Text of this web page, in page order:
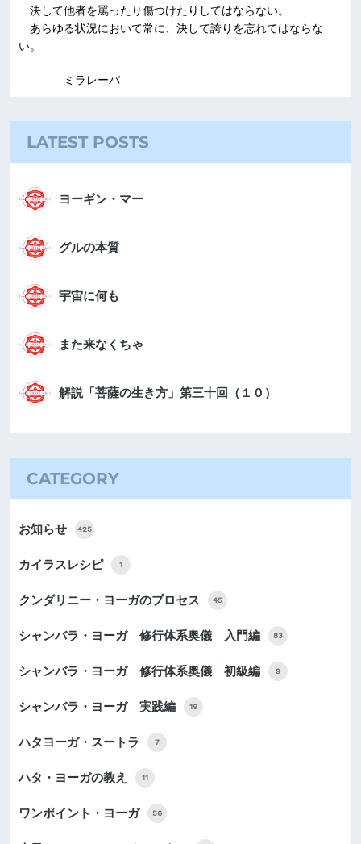
決して他者を罵ったり傷つけたりしてはならない。
あらゆる状況において常に、決して誇りを忘れてはならな
い。
――ミラレーパ
LATEST POSTS
ヨーギン・マー
グルの本質
宇宙に何も
また来なくちゃ
解説「菩薩の生き方」第三十回（１０）
CATEGORY
お知らせ 425
カイラスレシピ 1
クンダリニー・ヨーガのプロセス 45
シャンバラ・ヨーガ 修行体系奥儀 入門編 83
シャンバラ・ヨーガ 修行体系奥儀 初級編 9
シャンバラ・ヨーガ 実践編 19
ハタヨーガ・スートラ 7
ハタ・ヨーガの教え 11
ワンポイント・ヨーガ 56